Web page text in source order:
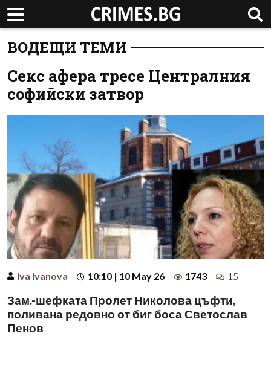
ВОДЕЩИ ТЕМИ
Секс афера тресе Централния
софийски затвор
Iva Ivanova 10:10 | 10 May 26 1743 15
Зам.-шефката Пролет Николова цъфти,
поливана редовно от биг боса Светослав
Пенов